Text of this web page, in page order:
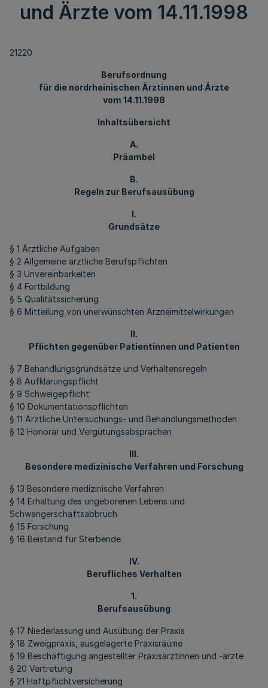
und Ärzte vom 14.11.1998
21220
Berufsordnung
für die nordrheinischen Ärztinnen und Ärzte
vom 14.11.1998
Inhaltsübersicht
A.
Präambel
B.
Regeln zur Berufsausübung
I.
Grundsätze
§ 1 Ärztliche Aufgaben
§ 2 Allgemeine ärztliche Berufspflichten
§ 3 Unvereinbarkeiten
§ 4 Fortbildung
§ 5 Qualitätssicherung
§ 6 Mitteilung von unerwünschten Arzneimittelwirkungen
II.
Pflichten gegenüber Patientinnen und Patienten
§ 7 Behandlungsgrundsätze und Verhaltensregeln
§ 8 Aufklärungspflicht
§ 9 Schweigepflicht
§ 10 Dokumentationspflichten
§ 11 Ärztliche Untersuchungs- und Behandlungsmethoden
§ 12 Honorar und Vergütungsabsprachen
III.
Besondere medizinische Verfahren und Forschung
§ 13 Besondere medizinische Verfahren
§ 14 Erhaltung des ungeborenen Lebens und
Schwangerschaftsabbruch
§ 15 Forschung
§ 16 Beistand für Sterbende
IV.
Berufliches Verhalten
1.
Berufsausübung
§ 17 Niederlassung und Ausübung der Praxis
§ 18 Zweigpraxis, ausgelagerte Praxisräume
§ 19 Beschäftigung angestellter Praxisärztinnen und -ärzte
§ 20 Vertretung
§ 21 Haftpflichtversicherung